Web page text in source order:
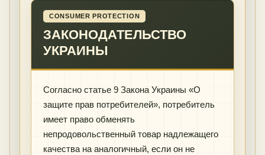
CONSUMER PROTECTION
ЗАКОНОДАТЕЛЬСТВО
УКРАИНЫ
Согласно статье 9 Закона Украины «О
защите прав потребителей», потребитель
имеет право обменять
непродовольственный товар надлежащего
качества на аналогичный, если он не